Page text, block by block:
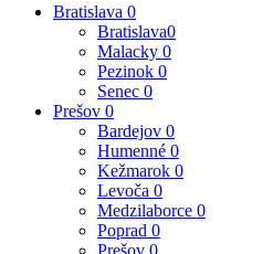
Bratislava 0
Bratislava0
Malacky 0
Pezinok 0
Senec 0
Prešov 0
Bardejov 0
Humenné 0
Kežmarok 0
Levoča 0
Medzilaborce 0
Poprad 0
Prešov 0